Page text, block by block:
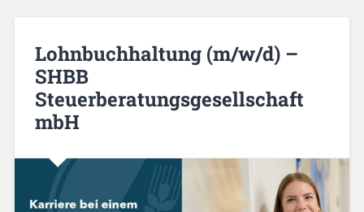
Lohnbuchhaltung (m/w/d) –
SHBB
Steuerberatungsgesellschaft
mbH